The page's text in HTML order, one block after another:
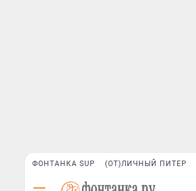
ФОНТАНКА SUP (ОТ)ЛИЧНЫЙ ПИТЕР